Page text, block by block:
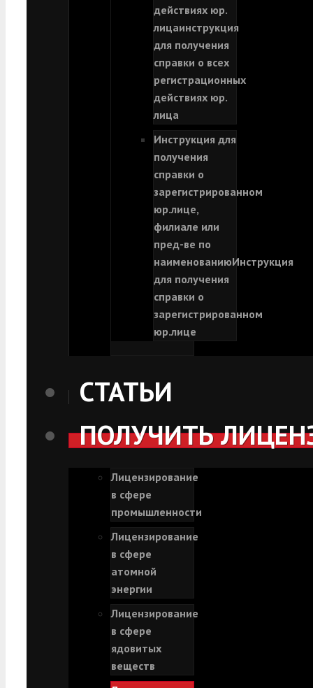
действиях юр.
лицаинструкция
для получения
справки о всех
регистрационных
действиях юр.
лица
Инструкция для
получения
справки о
зарегистрированном
юр.лице,
филиале или
пред-ве по
наименованиюИнструкция
для получения
справки о
зарегистрированном
юр.лице
СТАТЬИ
ПОЛУЧИТЬ
Лицензирование
в сфере
промышленности
Лицензирование
в сфере
атомной
энергии
Лицензирование
в сфере
ядовитых
веществ